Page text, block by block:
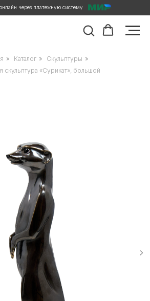
через платежную систему
» Каталог » Скульптуры »
скульптура «Сурикат», большой